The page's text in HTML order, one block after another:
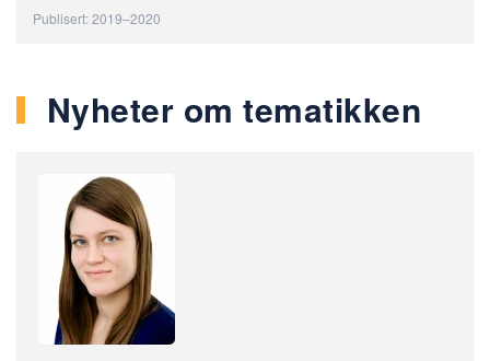
Publisert: 2019–2020
Nyheter om tematikken